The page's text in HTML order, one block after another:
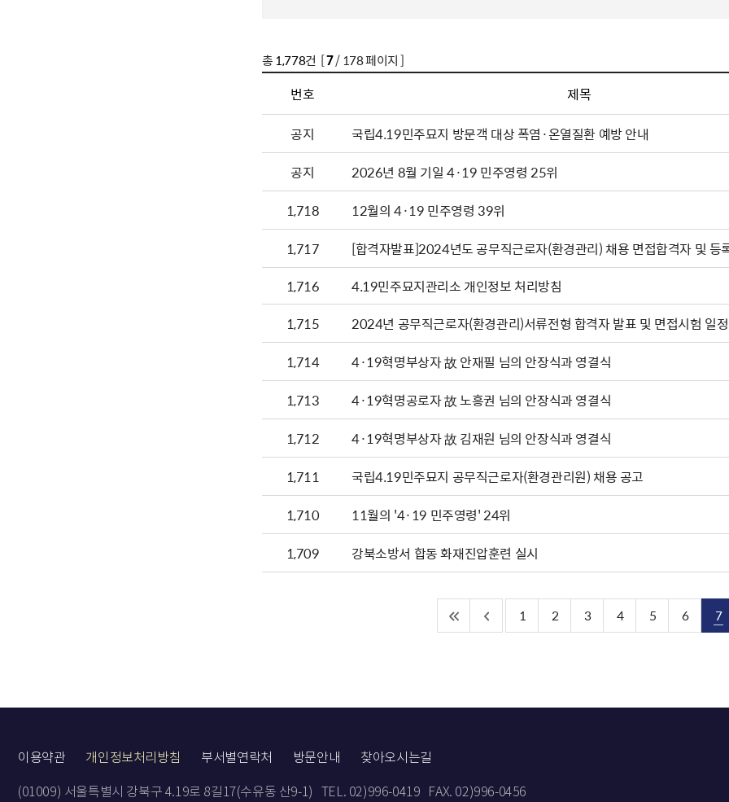
총1,778건 [7/ 178 페이지 ]
번호 제목
공지
국립4.19민주묘지 방문객 대상 폭염·온열질환 예방 안내
공지
2026년 8월 기일 4·19 민주영령 25위
1,718
12월의 4·19 민주영령 39위
1,717
[합격자발표]2024년도 공무직근로자(환경관리) 채용 면접합격자 및 등
1,716
4.19민주묘지관리소 개인정보 처리방침
1,715
2024년 공무직근로자(환경관리)서류전형 합격자 발표 및 면접시험 일
1,714
4·19혁명부상자 故 안재필 님의 안장식과 영결식
1,713
4·19혁명공로자 故 노흥권 님의 안장식과 영결식
1,712
4·19혁명부상자 故 김재원 님의 안장식과 영결식
1,711
국립4.19민주묘지 공무직근로자(환경관리원) 채용 공고
1,710
11월의 '4·19 민주영령' 24위
1,709
강북소방서 합동 화재진압훈련 실시
1 2 3 4 5 6 7
이용약관 개인정보처리방침 부서별연락처 방문안내 찾아오시는길
(01009) 서울특별시 강북구 4.19로 8길17(수유동 산9-1) TEL. 02)996-0419 FAX. 02)996-0456